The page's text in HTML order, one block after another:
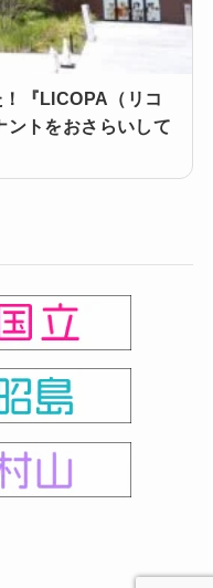
！『LICOPA（リコ
ントをおさらいして